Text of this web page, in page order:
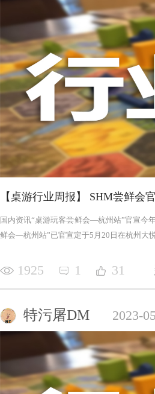
否进入罪恶的回合，鉴于次
雄在场上存活的时间推移，
日记录表，末日记录表上的
竭尽全力后，仍要凭着压倒性的力量夷平土地。 与罪恶相对应的
多英雄中（基础是七个，扩展
的能力，也各有侧重，这一点
的危机，英雄的每次行动都
英雄更是需要不断搜寻装备武
英雄为了目标浴血奋战，然
战、面对压力的人来说，英
我体验的六局里，只扮演了
游戏，不仅仅是挑战，而是它
实现的艰巨挑战。大家有机会
【桌游行业周报】 SHM尝鲜会
国内资讯“桌游玩客尝鲜会—杭州站”官宣今
鲜会—杭州站”已官宣定于5月20日在杭州大
1925 1 31
特污屠DM 2023-